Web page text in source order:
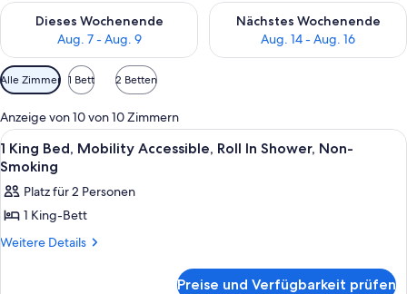
Dieses Wochenende
Aug. 7 - Aug. 9
Überprüfe die Verfügbarkeit für dieses Wochenende, Aug. 7
Nächstes Wochenende
Aug. 14 - Aug. 16
Überprüfe die Verfügbarkeit
Verfügbare
Filter
für
Zimmer
Alle Zimmer 1 Bett 2 Betten
Anzeige von 10 von 10 Zimmern
Alle
Fotos
für
1
King
Bed,
Ein Hotelzimmer mit Bett, Sofa,
7
1 King Bed, Mobility Accessible, Roll In Shower, Non-
Smoking
Platz für 2 Personen
1 King-Bett
Weitere Details
Weitere
Preise und Verfügbarkeit prüfen